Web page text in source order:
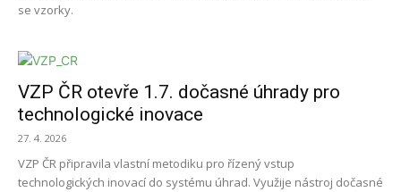
se vzorky.
VZP ČR otevře 1.7. dočasné úhrady pro
technologické inovace
27. 4. 2026
VZP ČR připravila vlastní metodiku pro řízený vstup
technologických inovací do systému úhrad. Využije nástroj dočasné